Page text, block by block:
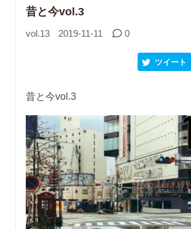
昔と今vol.3
vol.13 2019-11-11 0
ツイート
昔と今vol.3